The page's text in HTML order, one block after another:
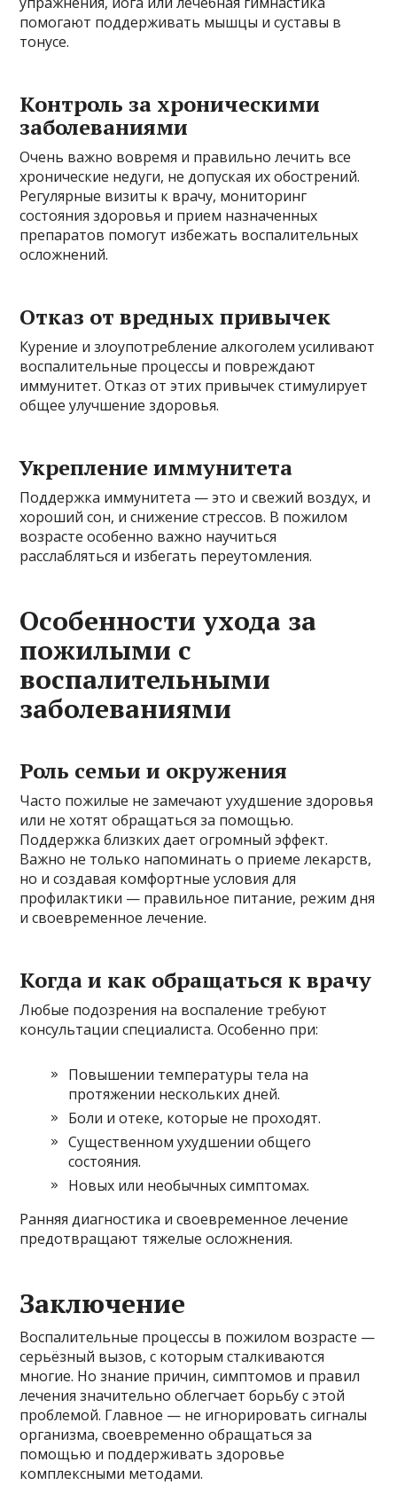
помогают поддерживать мышцы и суставы в
тонусе.
Контроль за хроническими
заболеваниями
Очень важно вовремя и правильно лечить все
хронические недуги, не допуская их обострений.
Регулярные визиты к врачу, мониторинг
состояния здоровья и прием назначенных
препаратов помогут избежать воспалительных
осложнений.
Отказ от вредных привычек
Курение и злоупотребление алкоголем усиливают
воспалительные процессы и повреждают
иммунитет. Отказ от этих привычек стимулирует
общее улучшение здоровья.
Укрепление иммунитета
Поддержка иммунитета — это и свежий воздух, и
хороший сон, и снижение стрессов. В пожилом
возрасте особенно важно научиться
расслабляться и избегать переутомления.
Особенности ухода за
пожилыми с
воспалительными
заболеваниями
Роль семьи и окружения
Часто пожилые не замечают ухудшение здоровья
или не хотят обращаться за помощью.
Поддержка близких дает огромный эффект.
Важно не только напоминать о приеме лекарств,
но и создавая комфортные условия для
профилактики — правильное питание, режим дня
и своевременное лечение.
Когда и как обращаться к врачу
Любые подозрения на воспаление требуют
консультации специалиста. Особенно при:
Повышении температуры тела на
протяжении нескольких дней.
Боли и отеке, которые не проходят.
Существенном ухудшении общего
состояния.
Новых или необычных симптомах.
Ранняя диагностика и своевременное лечение
предотвращают тяжелые осложнения.
Заключение
Воспалительные процессы в пожилом возрасте —
серьёзный вызов, с которым сталкиваются
многие. Но знание причин, симптомов и правил
лечения значительно облегчает борьбу с этой
проблемой. Главное — не игнорировать сигналы
организма, своевременно обращаться за
помощью и поддерживать здоровье
комплексными методами.